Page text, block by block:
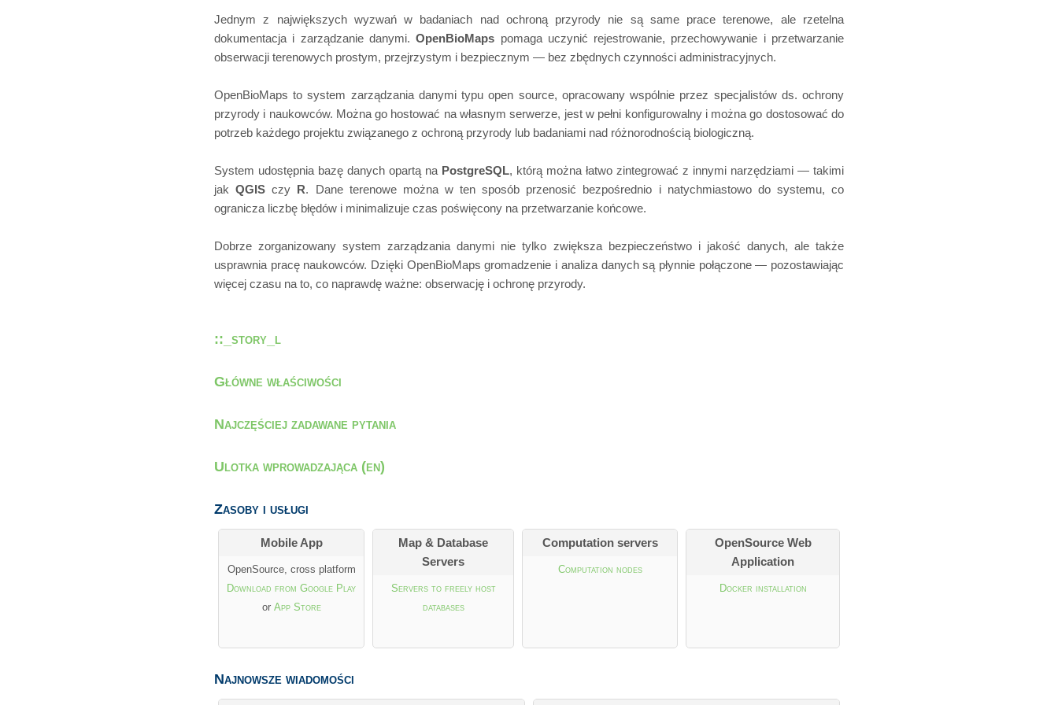
Jednym z największych wyzwań w badaniach nad ochroną przyrody nie są same prace terenowe, ale rzetelna
dokumentacja i zarządzanie danymi.OpenBioMaps pomaga uczynić rejestrowanie, przechowywanie i przetwarzanie
obserwacji terenowych prostym, przejrzystym i bezpiecznym — bez zbędnych czynności administracyjnych.
OpenBioMaps to system zarządzania danymi typu open source, opracowany wspólnie przez specjalistów ds. ochrony
przyrody i naukowców. Można go hostować na własnym serwerze, jest w pełni konfigurowalny i można go dostosować do
potrzeb każdego projektu związanego z ochroną przyrody lub badaniami nad różnorodnością biologiczną.
System udostępnia bazę danych opartą na PostgreSQL, którą można łatwo zintegrować z innymi narzędziami — takimi
jakQGIS czy R. Dane terenowe można w ten sposób przenosić bezpośrednio i natychmiastowo do systemu, co
ogranicza liczbę błędów i minimalizuje czas poświęcony na przetwarzanie końcowe.
Dobrze zorganizowany system zarządzania danymi nie tylko zwiększa bezpieczeństwo i jakość danych, ale także
usprawnia pracę naukowców. Dzięki OpenBioMaps gromadzenie i analiza danych są płynnie połączone — pozostawiając
więcej czasu na to, co naprawdę ważne: obserwację i ochronę przyrody.
::_story_l
Główne właściwości
Najczęściej zadawane pytania
Ulotka wprowadzająca (en)
Zasoby i usługi
Mobile App
OpenSource, cross platform
Download from Google Play
or App Store
Map & Database
Servers
Servers to freely host
databases
Computation servers
Computation nodes
OpenSource Web
Application
Docker installation
Najnowsze wiadomości